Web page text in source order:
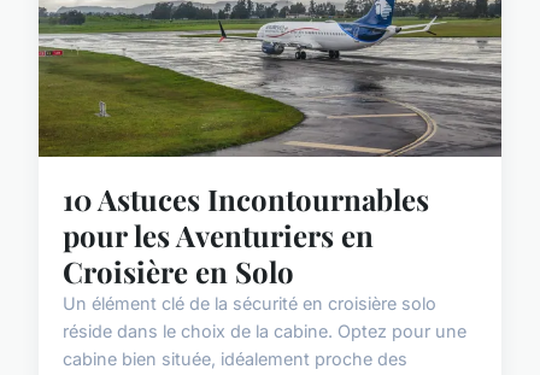
10 Astuces Incontournables
pour les Aventuriers en
Croisière en Solo
Un élément clé de la sécurité en croisière solo
réside dans le choix de la cabine. Optez pour une
cabine bien située, idéalement proche des